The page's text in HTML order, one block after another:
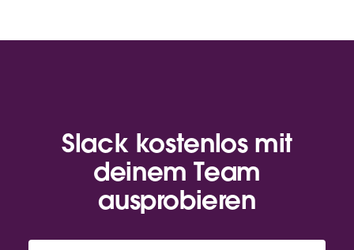
Slack kostenlos mit
deinem Team
ausprobieren